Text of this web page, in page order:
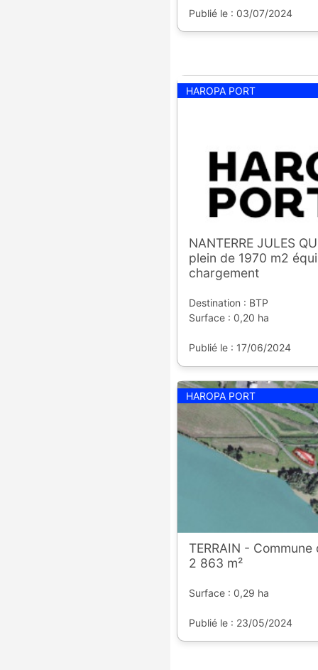
Publié le : 03/07/2024
HAROPA PORT
NANTERRE JULES
plein de 1970 m2
chargement
Destination : BTP
Surface : 0,20 ha
Publié le : 17/06/2024
HAROPA PORT
TERRAIN - Commune
2 863 m²
Surface : 0,29 ha
Publié le : 23/05/2024